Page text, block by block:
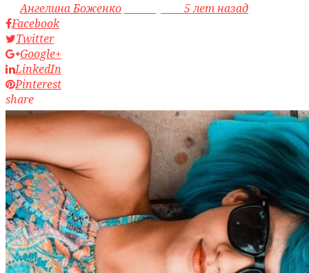
byАнгелина Боженко
5 лет назад
Facebook
Twitter
Google+
LinkedIn
Pinterest
share